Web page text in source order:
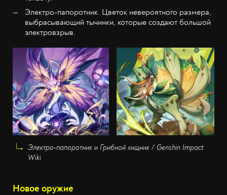
Электро-папоротник. Цветок невероятного размера,
выбрасывающий тычинки, которые создают большой
электровзрыв.
Электро-папоротник и Грибной хищник / Genshin Impact
Wiki
Новое оружие